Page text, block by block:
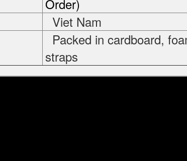
Order)
Viet Nam
Packed in cardboard,
straps